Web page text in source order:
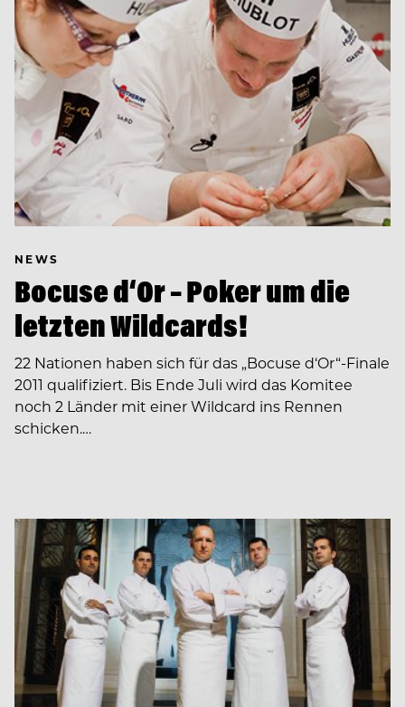
NEWS
Bocuse d‘Or – Poker um die
letzten Wildcards!
22 Nationen haben sich für das „Bocuse d‘Or“-Finale
2011 qualifiziert. Bis Ende Juli wird das Komitee
noch 2 Länder mit einer Wildcard ins Rennen
schicken.…